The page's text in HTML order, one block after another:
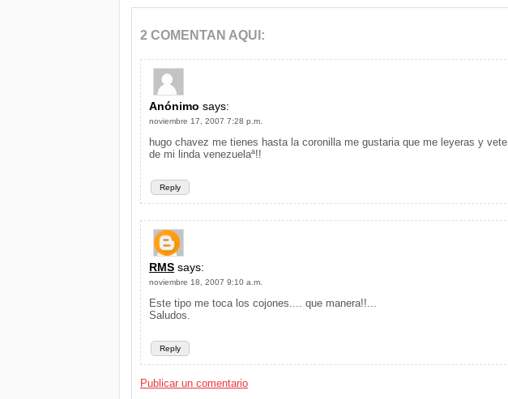
2 COMENTAN AQUI:
Anónimo says:
noviembre 17, 2007 7:28 p.m.
Reply
hugo chavez me tienes hasta la coronilla me gustaria que me leyeras y vete
de mi linda venezuelaª!!
RMS says:
noviembre 18, 2007 9:10 a.m.
Reply
Este tipo me toca los cojones.... que manera!!...
Saludos.
Publicar un comentario